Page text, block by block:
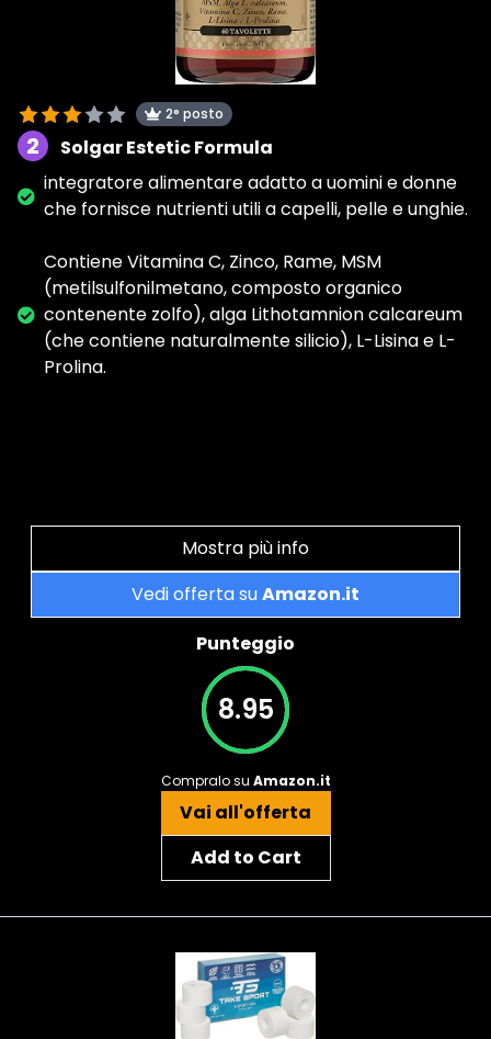
2° posto
2
Solgar Estetic Formula
integratore alimentare adatto a uomini e donne
che fornisce nutrienti utili a capelli, pelle e unghie.
Contiene Vitamina C, Zinco, Rame, MSM
(metilsulfonilmetano, composto organico
contenente zolfo), alga Lithotamnion calcareum
(che contiene naturalmente silicio), L-Lisina e L-
Prolina.
Mostra più info
Vedi offerta suAmazon.it
Punteggio
8.95
Compralo su Amazon.it
Vai all'offerta
Add to Cart